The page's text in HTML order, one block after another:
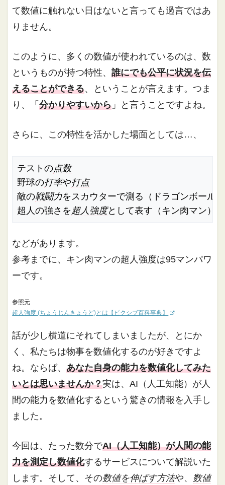
て数値に触れない日はないと言っても過言ではあ
りません。
このように、多くの数値が使われているのは、数
というものが持つ特性、誰にでも公平に状況を伝
えることができる、ということが言えます。つま
り、「分かりやすいから 」と言うことですよね。
さらに、この特性を活かした場面としては…、
テストの点数
野球の打率や打点
敵の戦闘力をスカウターで測る（ドラゴンボール）
超人の強さを超人強度として表す（キン肉マン）
などがあります。
参考までに、キン肉マンの超人強度は95マンパワ
ーです。
参照元
超人強度 (ちょうじんきょうど)とは【ピクシブ百科事典】
話が少し横道にそれてしまいましたが、とにか
く、私たちは物事を数値化するのが好きですよ
ね。ならば、あなた自身の能力を数値化してみた
いとは思いませんか？実は、AI（人工知能）が人
間の能力を数値化するという驚きの情報を入手し
ました。
今回は、たった数分でAI（人工知能）が人間の能
力を測定し数値化するサービスについて解説いた
します。そして、その数値を伸ばす方法や、 数値